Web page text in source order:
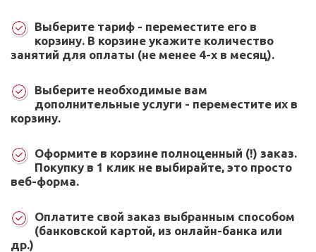
Выберите тариф - переместите его в
корзину. В корзине укажите количество
занятий для оплаты (не менее 4-х в месяц).
Выберите необходимые вам
дополнительные услуги - переместите их в
корзину.
Оформите в корзине полноценный (!) заказ.
Покупку в 1 клик не выбирайте, это просто
веб-форма.
Оплатите свой заказ выбранным способом
(банковской картой, из онлайн-банка или
др.)